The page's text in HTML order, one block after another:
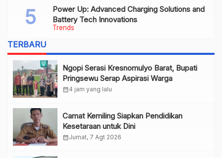
Trends
Power Up: Advanced Charging Solutions and
Battery Tech Innovations
TERBARU
Ngopi Serasi Kresnomulyo Barat, Bupati
Pringsewu Serap Aspirasi Warga
calendar_month4 jam yang lalu
Camat Kemiling Siapkan Pendidikan
Kesetaraan untuk Dini
calendar_monthJumat, 7 Agt 2026